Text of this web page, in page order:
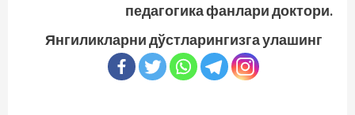
педагогика фанлари доктори.
Янгиликларни дўстларингизга улашинг